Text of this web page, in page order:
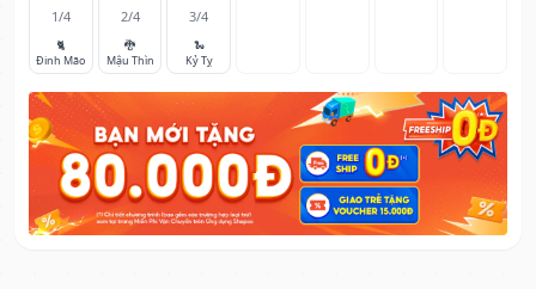
1/4
🐈
Đinh Mão
2/4
🐉
Mậu Thìn
3/4
🐍
Kỷ Tỵ